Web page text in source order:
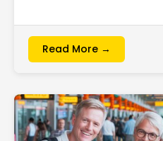
Read More →